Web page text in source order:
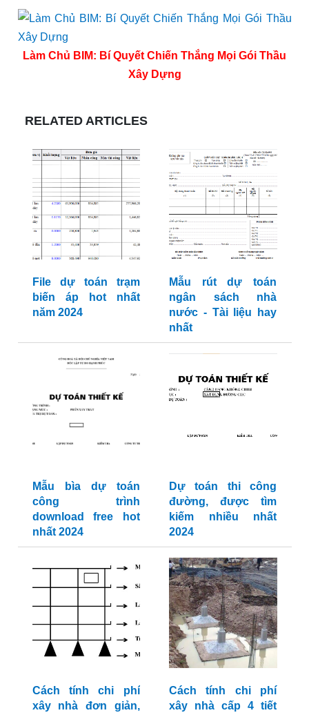
Làm Chủ BIM: Bí Quyết Chiến Thắng Mọi Gói Thầu
Xây Dựng
RELATED ARTICLES
File dự toán trạm
biến áp hot nhất
năm 2024
Mẫu rút dự toán
ngân sách nhà
nước - Tài liệu hay
nhất
Mẫu bìa dự toán
công trình
download free hot
nhất 2024
Dự toán thi công
đường, được tìm
kiếm nhiều nhất
2024
Cách tính chi phí
xây nhà đơn giản,
Cách tính chi phí
xây nhà cấp 4 tiết